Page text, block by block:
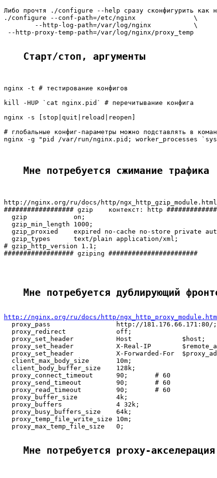
Либо прочтя ./configure --help сразу сконфигурить как
./configure --conf-path=/etc/nginx               \
        --http-log-path=/var/log/nginx           \
--http-proxy-temp-path=/var/log/nginx/proxy_temp
Старт/стоп, аргументы
nginx -t # тестирование конфигов
kill -HUP `cat nginx.pid` # перечитывание конфига
nginx -s [stop|quit|reload|reopen]
# глобальные конфиг-параметры можно подставлять в
nginx -g "pid /var/run/nginx.pid; worker_processes
Мне потребуется сжимание трафика
http://nginx.org/ru/docs/http/ngx_http_gzip_module.html
################## gzip    контекст: http
  gzip            on;
  gzip_min_length 1000;
gzip_proxied    expired no-cache no-store private
  gzip_types      text/plain application/xml;
# gzip_http_version 1.1;
################## gziping #######################
Мне потребуется дублирующий
http://nginx.org/ru/docs/http/
proxy_pass                 http://181.176.66.171:80/;
  proxy_redirect             off;
  proxy_set_header           Host             $host;
proxy_set_header           X-Real-IP
proxy_set_header           X-Forwarded-For
  client_max_body_size       10m;
  client_body_buffer_size    128k;
  proxy_connect_timeout      90;       # 60
  proxy_send_timeout         90;       # 60
  proxy_read_timeout         90;       # 60
  proxy_buffer_size          4k;
  proxy_buffers              4 32k;
  proxy_busy_buffers_size    64k;
  proxy_temp_file_write_size 10m;
  proxy_max_temp_file_size   0;
Мне потребуется proxy-